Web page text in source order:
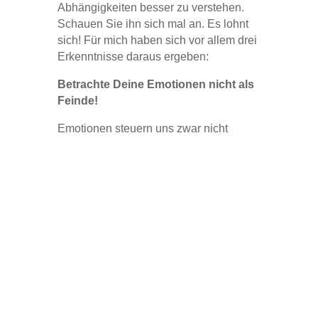
Abhängigkeiten besser zu verstehen.
Schauen Sie ihn sich mal an. Es lohnt
sich! Für mich haben sich vor allem drei
Erkenntnisse daraus ergeben:
Betrachte Deine Emotionen nicht als
Feinde!
Emotionen steuern uns zwar nicht